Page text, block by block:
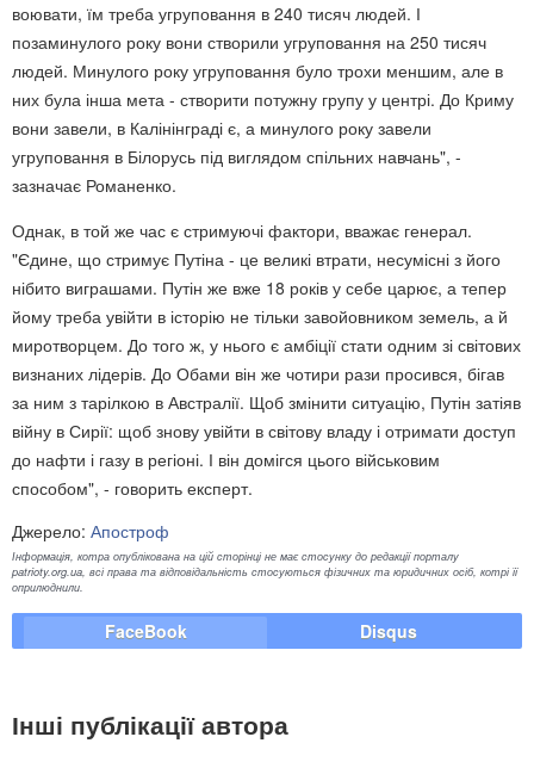
воювати, їм треба угруповання в 240 тисяч людей. І
позаминулого року вони створили угруповання на 250 тисяч
людей. Минулого року угруповання було трохи меншим, але в
них була інша мета - створити потужну групу у центрі. До Криму
вони завели, в Калінінграді є, а минулого року завели
угруповання в Білорусь під виглядом спільних навчань", -
зазначає Романенко.
Однак, в той же час є стримуючі фактори, вважає генерал.
"Єдине, що стримує Путіна - це великі втрати, несумісні з його
нібито виграшами. Путін же вже 18 років у себе царює, а тепер
йому треба увійти в історію не тільки завойовником земель, а й
миротворцем. До того ж, у нього є амбіції стати одним зі світових
визнаних лідерів. До Обами він же чотири рази просився, бігав
за ним з тарілкою в Австралії. Щоб змінити ситуацію, Путін затіяв
війну в Сирії: щоб знову увійти в світову владу і отримати доступ
до нафти і газу в регіоні. І він домігся цього військовим
способом", - говорить експерт.
Джерело: Апостроф
Інформація, котра опублікована на цій сторінці не має стосунку до редакції порталу
patrioty.org.ua, всі права та відповідальність стосуються фізичних та юридичних осіб, котрі її
оприлюднили.
FaceBook Disqus
Інші публікації автора